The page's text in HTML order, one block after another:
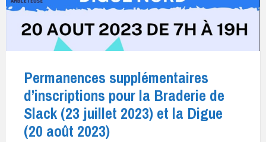
Permanences supplémentaires
d’inscriptions pour la Braderie de
Slack (23 juillet 2023) et la Digue
(20 août 2023)